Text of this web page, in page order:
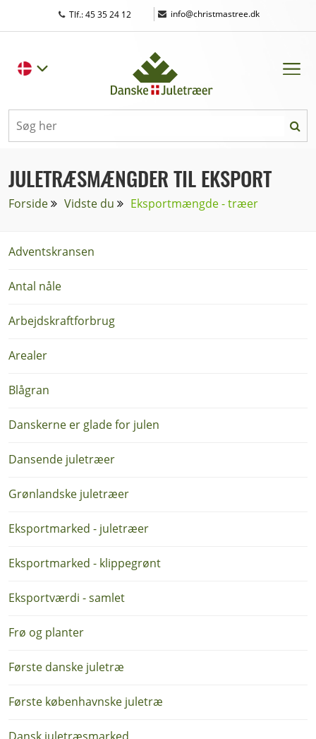
Tlf.: 45 35 24 12 | info@christmastree.dk
JULETRÆSMÆNGDER TIL EKSPORT
Forside Vidste du Eksportmængde - træer
Adventskransen
Antal nåle
Arbejdskraftforbrug
Arealer
Blågran
Danskerne er glade for julen
Dansende juletræer
Grønlandske juletræer
Eksportmarked - juletræer
Eksportmarked - klippegrønt
Eksportværdi - samlet
Frø og planter
Første danske juletræ
Første københavnske juletræ